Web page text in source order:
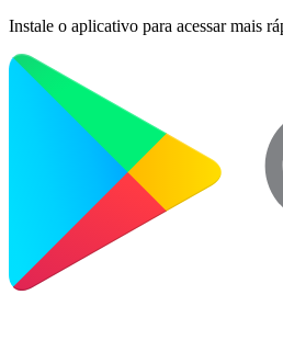
Instale o aplicativo para acessar mais